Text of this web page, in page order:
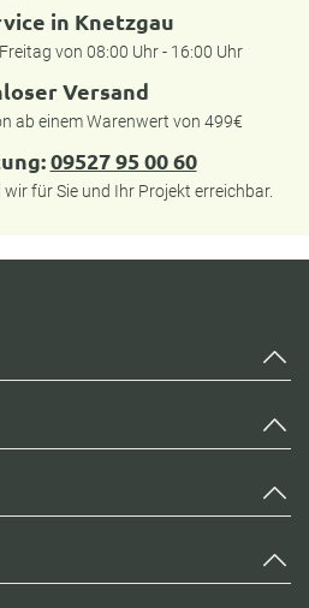
in Knetzgau
von 08:00 Uhr - 16:00 Uhr
Versand
ab einem Warenwert von 499€
09527 95 00 60
für Sie und Ihr Projekt erreichbar.